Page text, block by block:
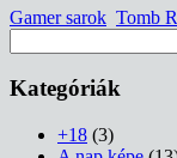
Gamer sarok Tomb
Kategóriák
+18 (3)